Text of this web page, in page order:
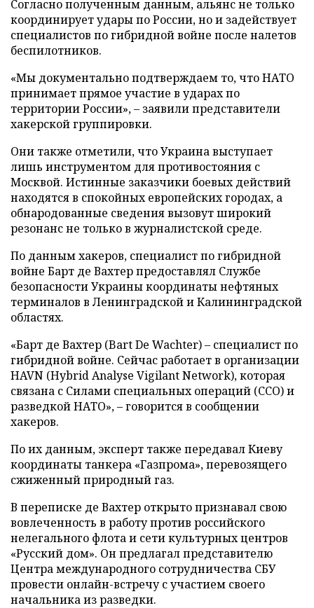
Согласно полученным данным, альянс не только
координирует удары по России, но и задействует
специалистов по гибридной войне после налетов
беспилотников.
«Мы документально подтверждаем то, что НАТО
принимает прямое участие в ударах по
территории России», – заявили представители
хакерской группировки.
Они также отметили, что Украина выступает
лишь инструментом для противостояния с
Москвой. Истинные заказчики боевых действий
находятся в спокойных европейских городах, а
обнародованные сведения вызовут широкий
резонанс не только в журналистской среде.
По данным хакеров, специалист по гибридной
войне Барт де Вахтер предоставлял Службе
безопасности Украины координаты нефтяных
терминалов в Ленинградской и Калининградской
областях.
«Барт де Вахтер (Bart De Wachter) – специалист по
гибридной войне. Сейчас работает в организации
HAVN (Hybrid Analyse Vigilant Network), которая
связана с Силами специальных операций (ССО) и
разведкой НАТО», – говорится в сообщении
хакеров.
По их данным, эксперт также передавал Киеву
координаты танкера «Газпрома», перевозящего
сжиженный природный газ.
В переписке де Вахтер открыто признавал свою
вовлеченность в работу против российского
нелегального флота и сети культурных центров
«Русский дом». Он предлагал представителю
Центра международного сотрудничества СБУ
провести онлайн-встречу с участием своего
начальника из разведки.